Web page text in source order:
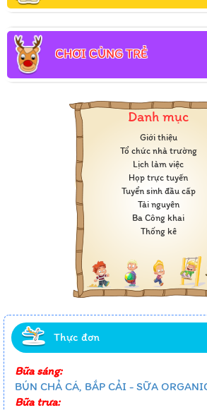
CHƠI CÙNG TRẺ
Danh mục
Giới thiệu
Tổ chức nhà trường
Lịch làm việc
Họp trực tuyến
Tuyển sinh đầu cấp
Tài nguyên
Ba Công khai
Thống kê
Thực đơn
Bữa sáng:
BÚN CHẢ CÁ, BẮP CẢI - SỮA
Bữa trưa: